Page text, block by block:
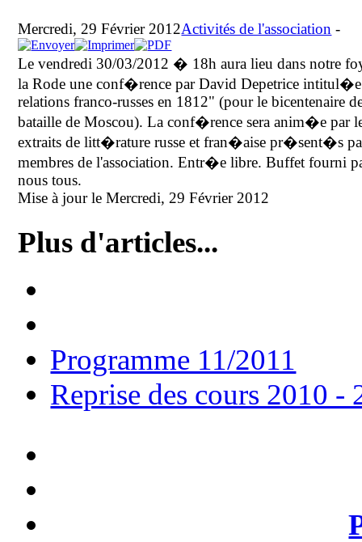
Mercredi, 29 Février 2012Activités de l'association -
Le vendredi 30/03/2012 � 18h aura lieu dans notre
la Rode une conf�rence par David Depetrice
relations franco-russes en 1812" (pour le bicentenaire
bataille de Moscou). La conf�rence sera anim�e par
extraits de litt�rature russe et fran�aise pr�sent�s
membres de l'association. Entr�e libre. Buffet fourni
nous tous.
Mise à jour le Mercredi, 29 Février 2012
Plus d'articles...
Programme 11/2011
Reprise des cours 2010 -